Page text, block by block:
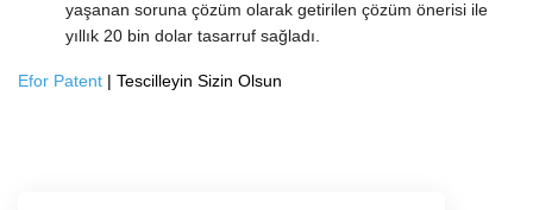
yaşanan soruna çözüm olarak getirilen çözüm önerisi ile
yıllık 20 bin dolar tasarruf sağladı.
Efor Patent | Tescilleyin Sizin Olsun